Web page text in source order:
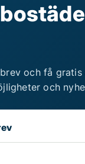
och få gratis
och